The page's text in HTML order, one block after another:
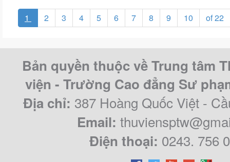
1 2 3 4 5 6 7 8 9 10 of 22
Bản quyền thuộc về Trung tâm
viện - Trường Cao đẳng Sư
Địa chỉ: 387 Hoàng Quốc Việt -
Email:
Điện thoại: 0243. 756